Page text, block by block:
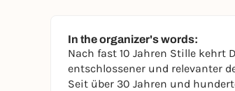
In the organizer's words:
Nach fast 10 Jahren Stille kehrt
entschlossener und relevanter
Seit über 30 Jahren und